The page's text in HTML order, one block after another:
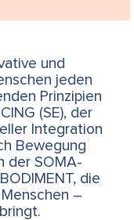
und
jeden
Prinzipien
(SE), der
Integration
Bewegung
der SOMA-
die
–